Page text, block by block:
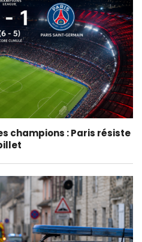
champions : Paris résiste